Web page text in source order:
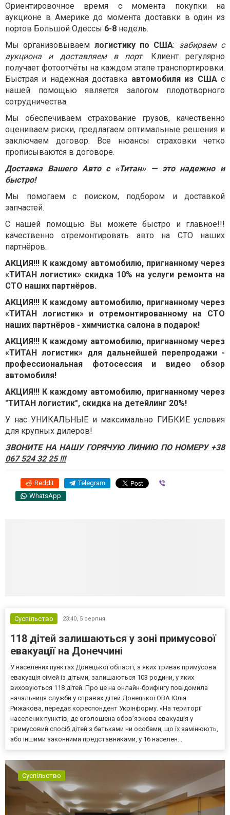
Ориентировочное время с момента покупки на
аукционе в Америке до момента доставки в один из
портов Большой Одессы 6-8 недель.
Мы организовываем логистику по США: забираем с
аукциона и доставляем в порт. Клиент регулярно
получает фотоотчёты на каждом этапе транспортировки.
Быстрая и надежная доставка автомобиля из СШАс
нашей помощью является залогом плодотворного
сотрудничества.
Мы обеспечиваем страхование грузов, качественно
оцениваем риски, предлагаем оптимальные решения и
заключаем договор. Все нюансы страховки четко
прописываются в договоре.
Доставка Вашего Авто с «Титан» — это надежно и
быстро!
Мы помогаем с поиском, подбором и доставкой
запчастей.
С нашей помощью Вы можете быстро и главное!!!
качественно отремонтировать авто на СТО наших
партнёров.
АКЦИЯ!!! К каждому автомобилю, пригнанному через
«ТИТАН логистик» скидка 10% на услуги ремонта на
СТО наших партнёров.
АКЦИЯ!!! К каждому автомобилю, пригнанному через
«ТИТАН логистик» и отремонтированному на СТО
наших партнёров - химчистка салона в подарок!
АКЦИЯ!!! К каждому автомобилю, пригнанному через
«ТИТАН логистик» для дальнейшей перепродажи -
профессиональная фотосессия и видео обзор
автомобиля!
АКЦИЯ!!! К каждому автомобилю, пригнанному через
"ТИТАН логистик", скидка на детейлинг 20%!
У нас УНИКАЛЬНЫЕ и максимально ГИБКИЕ условия
для крупных дилеров!
ЗВОНИТЕ НА НАШУ ГОРЯЧУЮ ЛИНИЮ ПО НОМЕРУ +38
067 524 32 25 !!!
Reddit Telegram
WhatsApp
Суспільство 23:40, 5 серпня
118 дітей залишаються у зоні примусової
евакуації на Донеччині
У населених пунктах Донецької області, з яких триває примусова
евакуація сімей із дітьми, залишаються 103 родини, у яких
виховуються 118 дітей. Про це на онлайн-брифінгу повідомила
начальниця служби у справах дітей Донецької ОВА Юлія
Рижакова, передає кореспондент Укрінформу. «На території
населених пунктів, де оголошена обов’язкова евакуація у
примусовий спосіб дітей з батьками чи особами, що їх замінюють,
або іншими законними представниками, у 16 населен...
Суспільство